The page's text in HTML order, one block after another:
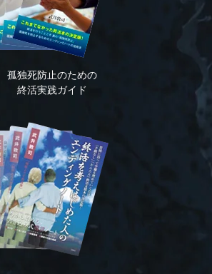
孤独死防止のための
終活実践ガイド